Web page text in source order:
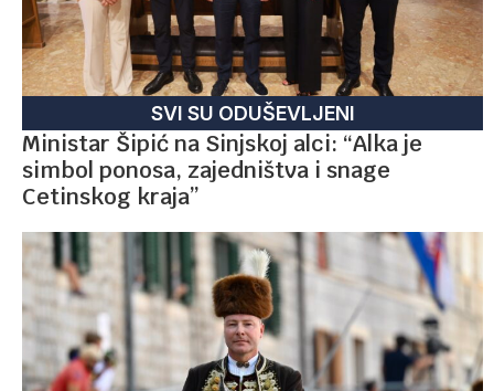
SVI SU ODUŠEVLJENI
Ministar Šipić na Sinjskoj alci: “Alka je
simbol ponosa, zajedništva i snage
Cetinskog kraja”